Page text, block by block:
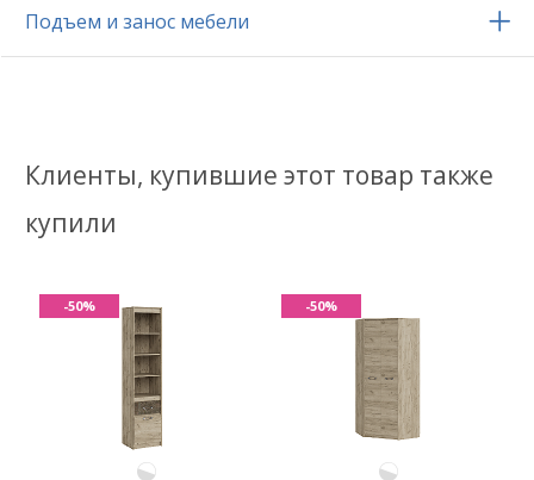
Подъем и занос мебели
Клиенты, купившие этот товар также
купили
-50% -50%